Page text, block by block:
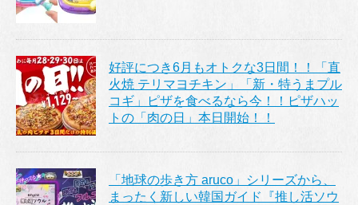
好評につき6月もオトクな3日間！！「直
火焼 テリマヨチキン」「新・特うまプル
コギ」ピザを食べるなら今！！ピザハッ
トの「肉の日」本日開始！！
「地球の歩き方 aruco」シリーズから、
まったく新しい韓国ガイド『推し活ソウ